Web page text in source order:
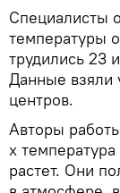
Специалисты
температуры
трудились 23
Данные взяли
центров.
Авторы
х
растет. Они